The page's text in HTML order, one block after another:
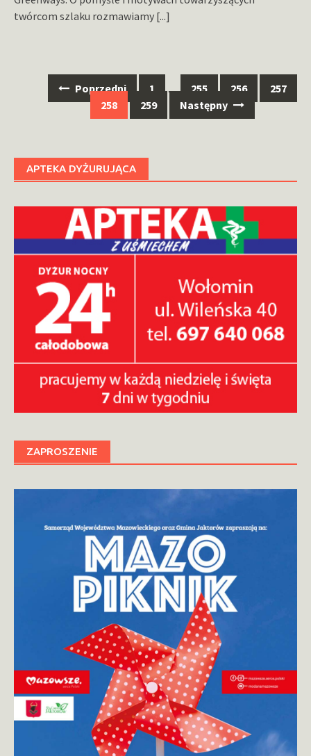
twórcom szlaku rozmawiamy [...]
NawigacjaPoprzedni 1 … 255 256
257
258
259 Następny
APTEKA DYŻURUJĄCA
ZAPROSZENIE